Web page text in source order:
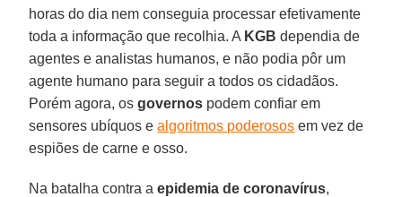
horas do dia nem conseguia processar efetivamente
toda a informação que recolhia. A KGB dependia de
agentes e analistas humanos, e não podia pôr um
agente humano para seguir a todos os cidadãos.
Porém agora, osgovernos podem confiar em
sensores ubíquos ealgoritmos poderosos em vez de
espiões de carne e osso.
Na batalha contra aepidemia de coronavírus,